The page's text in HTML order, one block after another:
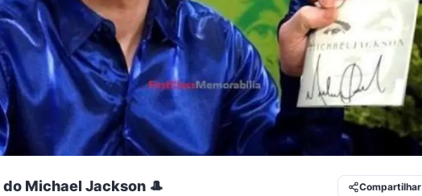
Michael Jackson 🎩 Compartilhar